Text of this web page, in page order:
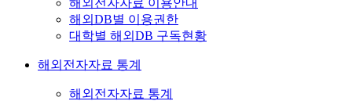
해외전자자료 이용안내
해외DB별 이용권한
대학별 해외DB 구독현황
해외전자자료 통계
해외전자자료 통계